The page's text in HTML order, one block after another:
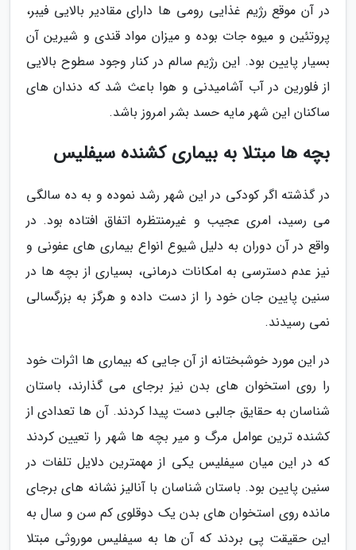
در آن موقع رژیم غذایی رومی ها دارای مقادیر بالایی فیبر،
پروتئین و میوه جات بوده و میزان مواد قندی و شیرین آن
بسیار پایین بود. این رژیم سالم در کنار وجود سطوح بالایی
از فلورین در آب آشامیدنی و هوا باعث شد که دندان های
ساکنان این شهر مایه حسد بشر امروز باشد.
بچه ها مبتلا به بیماری کشنده سیفلیس
در گذشته اگر کودکی در این شهر رشد نموده و به ده سالگی
می رسید، امری عجیب و غیرمنتظره اتفاق افتاده بود. در
واقع در آن دوران به دلیل شیوع انواع بیماری های عفونی و
نیز عدم دسترسی به امکانات درمانی، بسیاری از بچه ها در
سنین پایین جان خود را از دست داده و هرگز به بزرگسالی
نمی رسیدند.
در این مورد خوشبختانه از آن جایی که بیماری ها اثرات خود
را روی استخوان های بدن نیز برجای می گذارند، باستان
شناسان به حقایق جالبی دست پیدا کردند. آن ها تعدادی از
کشنده ترین عوامل مرگ و میر بچه ها شهر را تعیین کردند
که در این میان سیفلیس یکی از مهمترین دلایل تلفات در
سنین پایین بود. باستان شناسان با آنالیز نشانه های برجای
مانده روی استخوان های بدن یک دوقلوی کم سن و سال به
این حقیقت پی بردند که آن ها به سیفلیس موروثی مبتلا